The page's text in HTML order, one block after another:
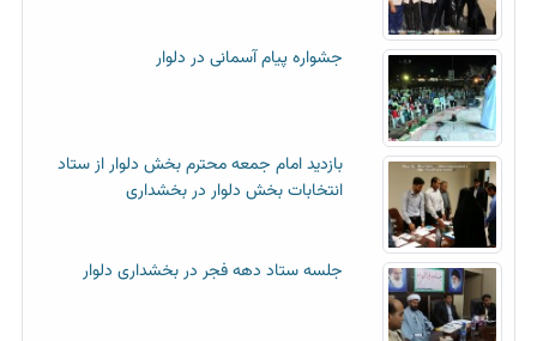
جشواره پیام آسمانی در دلوار
بازدید امام جمعه محترم بخش دلوار از ستاد
انتخابات بخش دلوار در بخشداری
جلسه ستاد دهه فجر در بخشداری دلوار